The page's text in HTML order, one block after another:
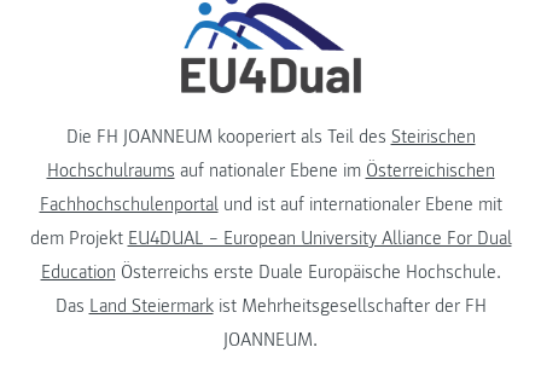
Die FH JOANNEUM kooperiert als Teil des Steirischen
Hochschulraums auf nationaler Ebene im Österreichischen
Fachhochschulenportalund ist auf internationaler Ebene mit
dem Projekt EU4DUAL – European University Alliance For Dual
Education Österreichs erste Duale Europäische Hochschule.
Das Land Steiermarkist Mehrheitsgesellschafter der FH
JOANNEUM.